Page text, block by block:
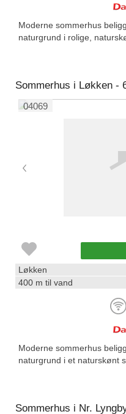
Moderne sommerhus
naturgrund i rolige,
Sommerhus i Løkken -
04069
Løkken
400 m til vand
Moderne sommerhus
naturgrund i et naturskønt
Sommerhus i Nr.